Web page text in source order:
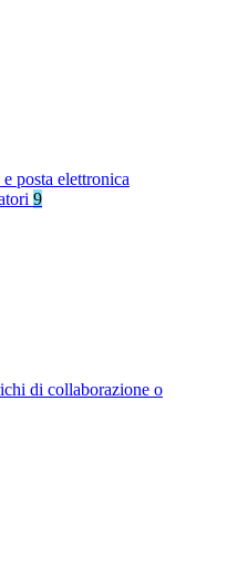
posta elettronica
9
di collaborazione o